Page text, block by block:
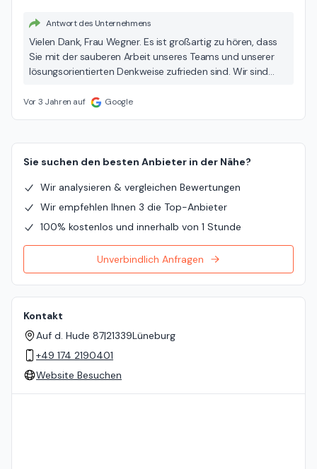
Antwort des Unternehmens
Vielen Dank, Frau Wegner. Es ist großartig zu hören, dass
Sie mit der sauberen Arbeit unseres Teams und unserer
lösungsorientierten Denkweise zufrieden sind. Wir sind
Beste Grüße, Mike Burmester
Vor 3 Jahren auf Google
Sie suchen den besten Anbieter in der Nähe?
Wir analysieren & vergleichen Bewertungen
Wir empfehlen Ihnen 3 die Top-Anbieter
100% kostenlos und innerhalb von 1 Stunde
Unverbindlich Anfragen
Kontakt
Auf d. Hude 87|21339Lüneburg
+49 174 2190401
Website Besuchen